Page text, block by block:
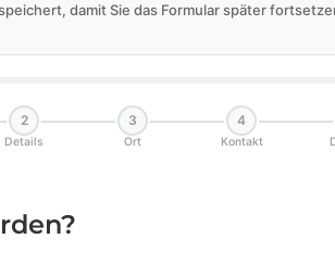
damit Sie das Formular später
2
Details
3
Ort
4
Kontakt